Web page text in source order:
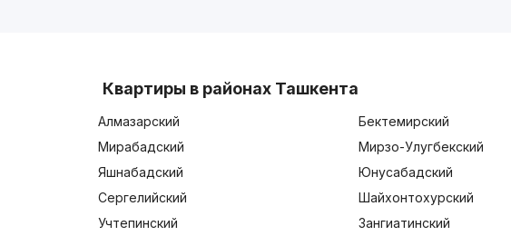
Квартиры в районах Ташкента
Алмазарский Бектемирский
Мирабадский
Мирзо-Улугбекский
Яшнабадский
Юнусабадский
Сергелийский
Шайхонтохурский
Учтепинский
Зангиатинский